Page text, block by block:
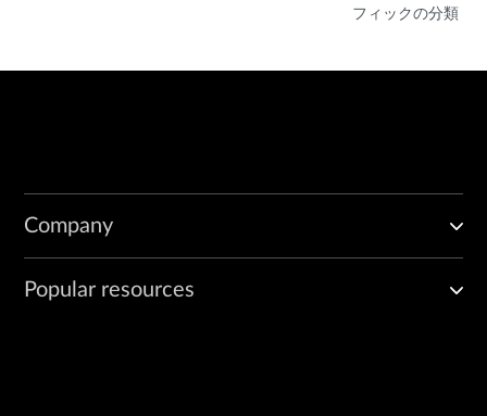
フィックの分類
Company
Popular resources